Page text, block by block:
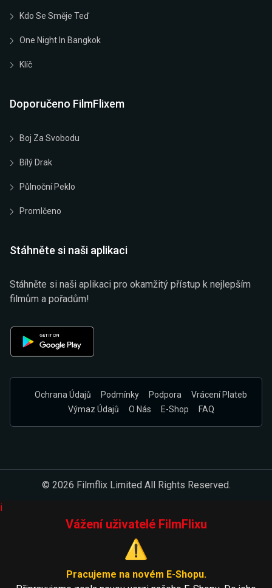
Kdo Se Směje Teď
One Night In Bangkok
Klíč
Doporučeno FilmFlixem
Boj Za Svobodu
Bílý Drak
Půlnoční Peklo
Promlčeno
Stáhněte si naši aplikaci
Stáhněte si naši aplikaci pro okamžitý přístup k nejlepším
filmům a pořadům!
Ochrana Údajů Podmínky Podpora
Vrácení Plateb
Výmaz Údajů
O Nás E-Shop FAQ
© 2026 Filmflix Limited All Rights Reserved.
i
Vážení uživatelé FilmFlixu
⚠️
Pracujeme na novém E-Shopu.